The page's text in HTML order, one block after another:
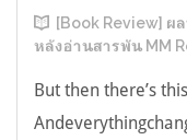
[Book Review] ผ
หลังอ่านสารพัน MM
But then there’s